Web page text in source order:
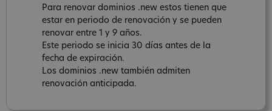
Para renovar dominios .new estos tienen que
estar en periodo de renovación y se pueden
renovar entre 1 y 9 años.
Este periodo se inicia 30 días antes de la
fecha de expiración.
Los dominios .new también admiten
renovación anticipada.